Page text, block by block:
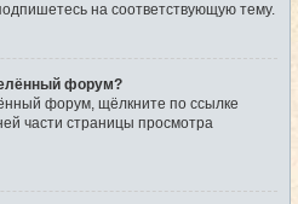
на соответствующую тему.
форум?
форум, щёлкните по ссылке
части страницы просмотра